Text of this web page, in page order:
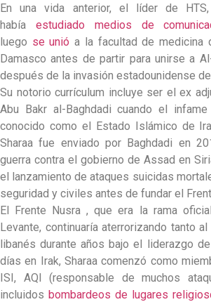
En una vida anterior, el líder de HTS,
había estudiado medios de
luego se unió a la facultad de medicina
Damasco antes de partir para unirse a
después de la invasión estadounidense
Su notorio currículum incluye ser el ex
Abu Bakr al-Baghdadi cuando el
conocido como el Estado Islámico de
Sharaa fue enviado por Baghdadi en
guerra contra el gobierno de Assad en
el lanzamiento de ataques suicidas
seguridad y civiles antes de fundar el
El Frente Nusra , que era la rama
Levante, continuaría aterrorizando tanto
libanés durante años bajo el liderazgo
días en Irak, Sharaa comenzó como
ISI, AQI (responsable de muchos
incluidos bombardeos de lugares